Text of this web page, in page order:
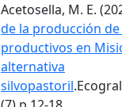
Acetosella, M. E.
de la producción
productivos en
alternativa
silvopastoril